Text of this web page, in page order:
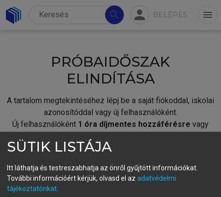
search person BELÉPÉS menu
PRÓBAIDŐSZAK
ELINDÍTÁSA
A tartalom megtekintéséhez lépj be a saját fiókoddal, iskolai
azonosítóddal vagy új felhasználóként.
Új felhasználóként 1 óra díjmentes hozzáférésre vagy
fiókoddal,vagy hozz létre új fiókot.
A regisztráció után apróbaidőszakautomatikusan
SÜTIK LISTÁJA
Itt láthatja és testreszabhatja az önről gyűjtött információkat.
További információért kérjük, olvasd el az adatvédelmi
tájékoztatónkat